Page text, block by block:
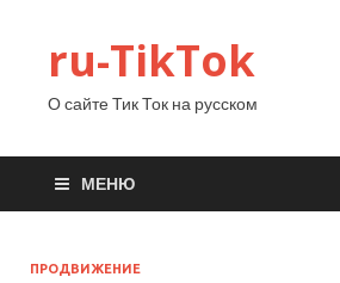
ru-TikTok
О сайте Тик Ток на русском
МЕНЮ
ПРОДВИЖЕНИЕ